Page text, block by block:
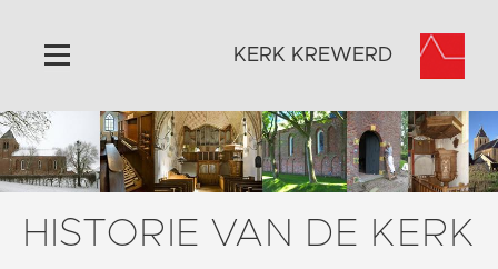
Home
Algemeen
Historie
KERK KREWERD
HISTORIE VAN DE KERK